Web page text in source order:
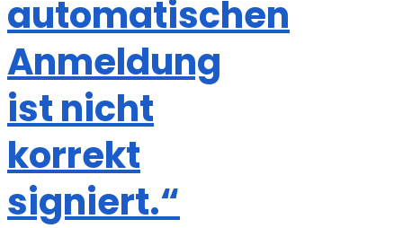
automatischen
Anmeldung
ist nicht
korrekt
signiert.“